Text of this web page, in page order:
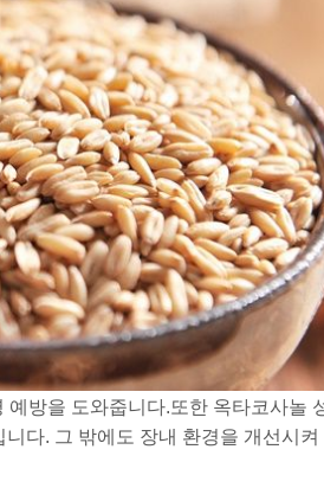
예방을 도와줍니다.또한 옥타코사놀
니다. 그 밖에도 장내 환경을 개선시켜